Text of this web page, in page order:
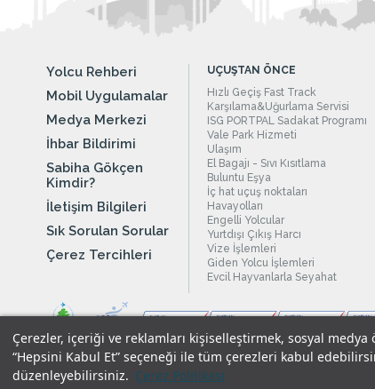
Çerezler, içeriği ve reklamları kişiselleştirmek, sosyal
“Hepsini Kabul Et” seçeneği ile tüm çerezleri kabul
düzenleyebilirsiniz. Çerez Politikası
Yolcu Rehberi
Mobil Uygulamalar
Medya Merkezi
İhbar Bildirimi
Sabiha Gökçen
Kimdir?
İletişim Bilgileri
Sık Sorulan Sorular
Çerez Tercihleri
UÇUŞTAN ÖNCE
Hızlı Geçiş Fast Track
Karşılama&Uğurlama Servisi
ISG PORTPAL Sadakat Programı
Vale Park Hizmeti
Ulaşım
El Bagajı - Sıvı Kısıtlama
Buluntu Eşya
İç hat uçuş noktaları
Havayolları
Engelli Yolcular
Yurtdışı Çıkış Harcı
Vize İşlemleri
Giden Yolcu İşlemleri
Evcil Hayvanlarla Seyahat
Yasal Uyarılar Çerez Politikamız